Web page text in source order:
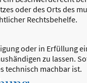
oder des Orts des
Rechtsbehelfe.
oder in Erfüllung
zu lassen.
technisch machbar ist.